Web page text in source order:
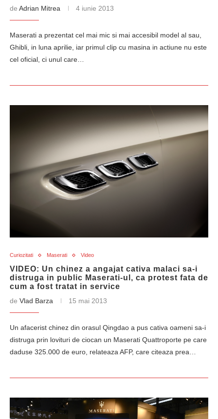
de Adrian Mitrea 4 iunie 2013
Maserati a prezentat cel mai mic si mai accesibil model al sau,
Ghibli, in luna aprilie, iar primul clip cu masina in actiune nu este
cel oficial, ci unul care…
Curiozitati Maserati Video
VIDEO: Un chinez a angajat cativa malaci sa-i
distruga in public Maserati-ul, ca protest fata de
cum a fost tratat in service
de Vlad Barza 15 mai 2013
Un afacerist chinez din orasul Qingdao a pus cativa oameni sa-i
distruga prin lovituri de ciocan un Maserati Quattroporte pe care
daduse 325.000 de euro, relateaza AFP, care citeaza prea…